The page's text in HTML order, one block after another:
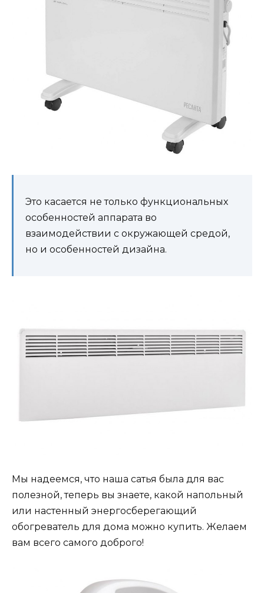
Это касается не только функциональных
особенностей аппарата во
взаимодействии с окружающей средой,
но и особенностей дизайна.
Мы надеемся, что наша сатья была для вас
полезной, теперь вы знаете, какой напольный
или настенный энергосберегающий
обогреватель для дома можно купить. Желаем
вам всего самого доброго!